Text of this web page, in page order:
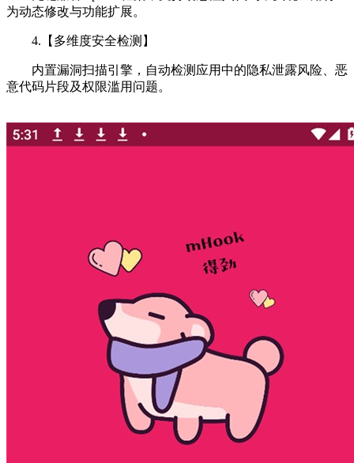
为动态修改与功能扩展。
4.【多维度安全检测】
内置漏洞扫描引擎，自动检测应用中的隐私泄露风险、恶
意代码片段及权限滥用问题。